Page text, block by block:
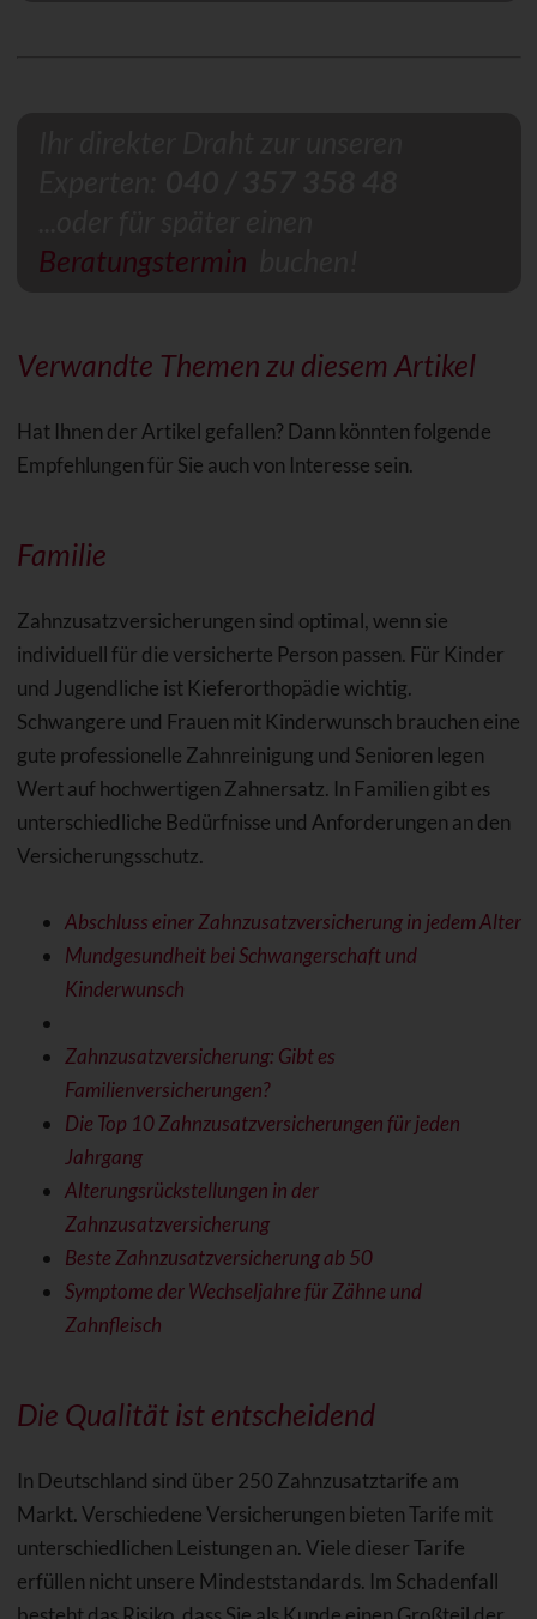
Beratungstermin
Verwandte Themen zu diesem Artikel
Hat Ihnen der Artikel gefallen? Dann könnten folgende
Empfehlungen für Sie auch von Interesse sein.
Familie
Zahnzusatzversicherungen sind optimal, wenn sie
individuell für die versicherte Person passen. Für Kinder
und Jugendliche ist Kieferorthopädie wichtig.
Schwangere und Frauen mit Kinderwunsch brauchen eine
gute professionelle Zahnreinigung und Senioren legen
Wert auf hochwertigen Zahnersatz. In Familien gibt es
unterschiedliche Bedürfnisse und Anforderungen an den
Versicherungsschutz.
Abschluss einer Zahnzusatzversicherung in jedem Alter
Mundgesundheit bei Schwangerschaft und
Kinderwunsch
Zahnzusatzversicherung: Gibt es
Familienversicherungen?
Die Top 10 Zahnzusatzversicherungen für jeden
Jahrgang
Alterungsrückstellungen in der
Zahnzusatzversicherung
Beste Zahnzusatzversicherung ab 50
Symptome der Wechseljahre für Zähne und
Zahnfleisch
Die Qualität ist entscheidend
In Deutschland sind über 250 Zahnzusatztarife am
Markt. Verschiedene Versicherungen bieten Tarife mit
unterschiedlichen Leistungen an. Viele dieser Tarife
erfüllen nicht unsere Mindeststandards. Im Schadenfall